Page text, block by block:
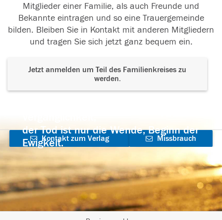
Mitglieder einer Familie, als auch Freunde und
Bekannte eintragen und so eine Trauergemeinde
bilden. Bleiben Sie in Kontakt mit anderen Mitgliedern
und tragen Sie sich jetzt ganz bequem ein.
Jetzt anmelden um Teil des Familienkreises zu
werden.
der Tod ist nur die Wende, Beginn der
Ewigkeit.
Kontakt zum Verlag
aufnehmen
Missbrauch